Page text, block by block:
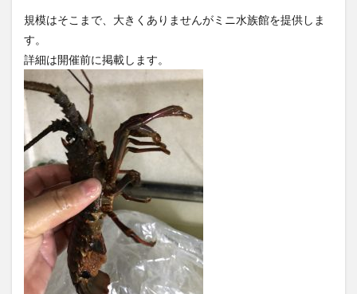
規模はそこまで、大きくありませんがミニ水族館を提供しま
す。
詳細は開催前に掲載します。